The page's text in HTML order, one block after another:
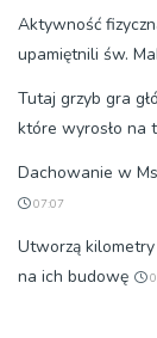
Aktywność
upamiętnili św.
Tutaj grzyb gra
które wyrosło na
Dachowanie w
07:07
Utworzą
na ich budowę